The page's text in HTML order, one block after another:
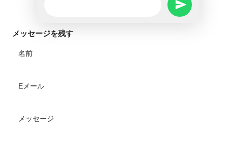
メッセージを残す
SEND